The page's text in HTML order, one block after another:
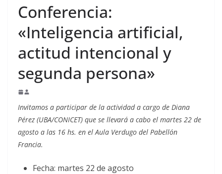
Conferencia:
«Inteligencia artificial,
actitud intencional y
segunda persona»
Invitamos a participar de la actividad a cargo de Diana
Pérez (UBA/CONICET) que se llevará a cabo el martes 22 de
agosto a las 16 hs. en el Aula Verdugo del Pabellón
Francia.
Fecha: martes 22 de agosto